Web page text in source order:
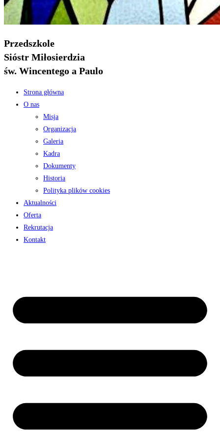
Przedszkole
Sióstr Miłosierdzia
św. Wincentego a Paulo
Strona główna
O nas
Misja
Organizacja
Galeria
Kadra
Dokumenty
Historia
Polityka plików cookies
Aktualności
Oferta
Rekrutacja
Kontakt